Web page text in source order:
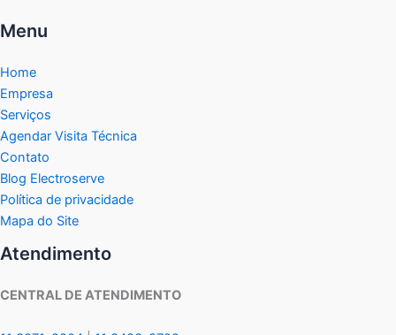
Menu
Home
Empresa
Serviços
Agendar Visita Técnica
Contato
Blog Electroserve
Política de privacidade
Mapa do Site
Atendimento
CENTRAL DE ATENDIMENTO